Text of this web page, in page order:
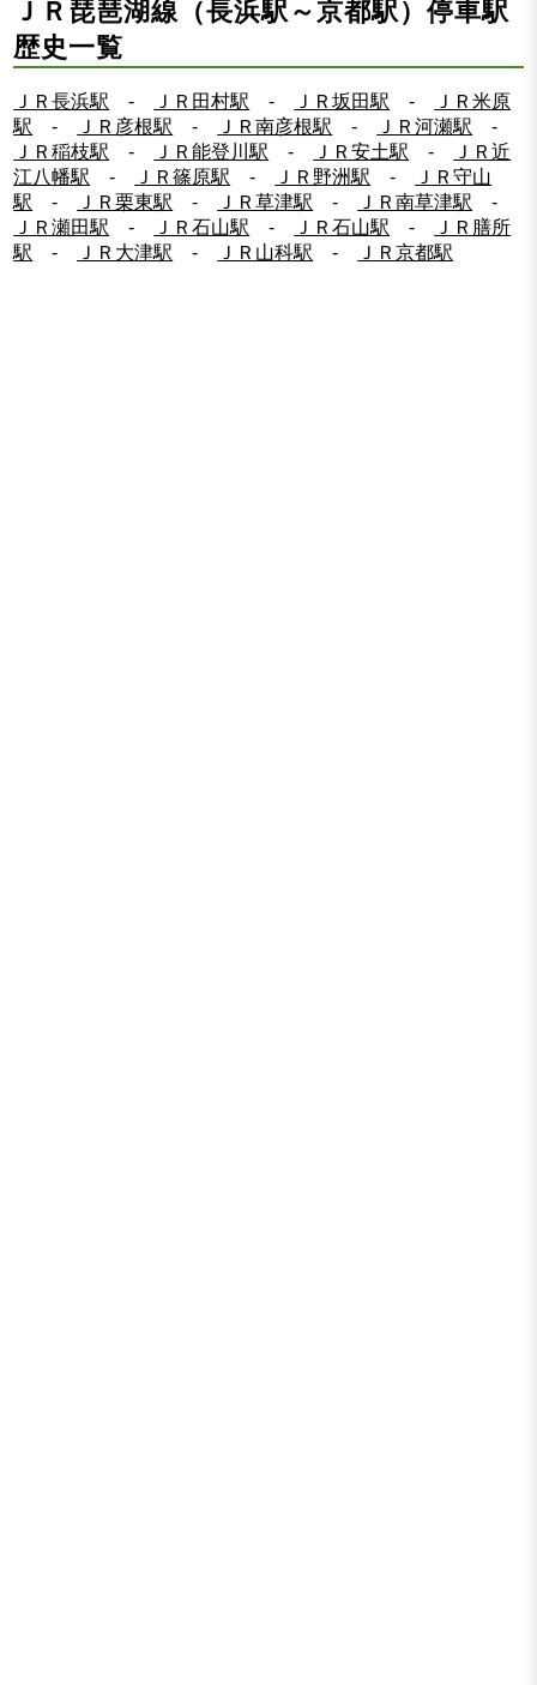
ＪＲ琵琶湖線（長浜駅～京都駅）停車駅
歴史一覧
ＪＲ長浜駅 - ＪＲ田村駅 - ＪＲ坂田駅 -
ＪＲ米原
駅 - ＪＲ彦根駅 - ＪＲ南彦根駅 - ＪＲ河瀬駅 -
ＪＲ稲枝駅 - ＪＲ能登川駅 - ＪＲ安土駅 -
ＪＲ近
江八幡駅 - ＪＲ篠原駅 - ＪＲ野洲駅 -
ＪＲ守山
駅 - ＪＲ栗東駅 - ＪＲ草津駅 - ＪＲ南草津駅 -
ＪＲ瀬田駅 - ＪＲ石山駅 - ＪＲ石山駅 -
ＪＲ膳所
駅 - ＪＲ大津駅 - ＪＲ山科駅 - ＪＲ京都駅